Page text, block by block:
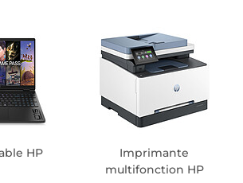
HP
Imprimante
multifonction HP